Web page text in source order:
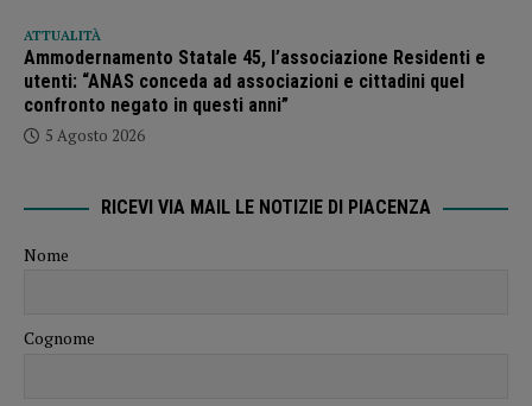
ATTUALITÀ
Ammodernamento Statale 45, l’associazione Residenti e
utenti: “ANAS conceda ad associazioni e cittadini quel
confronto negato in questi anni”
5 Agosto 2026
RICEVI VIA MAIL LE NOTIZIE DI PIACENZA
Nome
Cognome